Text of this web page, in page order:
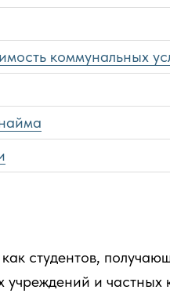
коммунальных
студентов,
учреждений и